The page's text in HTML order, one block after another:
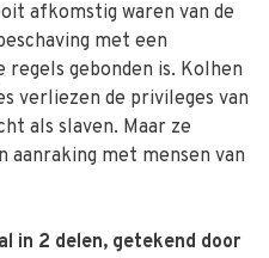
afkomstig waren van de
met een
gebonden is. Kolhen
verliezen de privileges van
als slaven. Maar ze
aanraking met mensen van
in 2 delen, getekend door